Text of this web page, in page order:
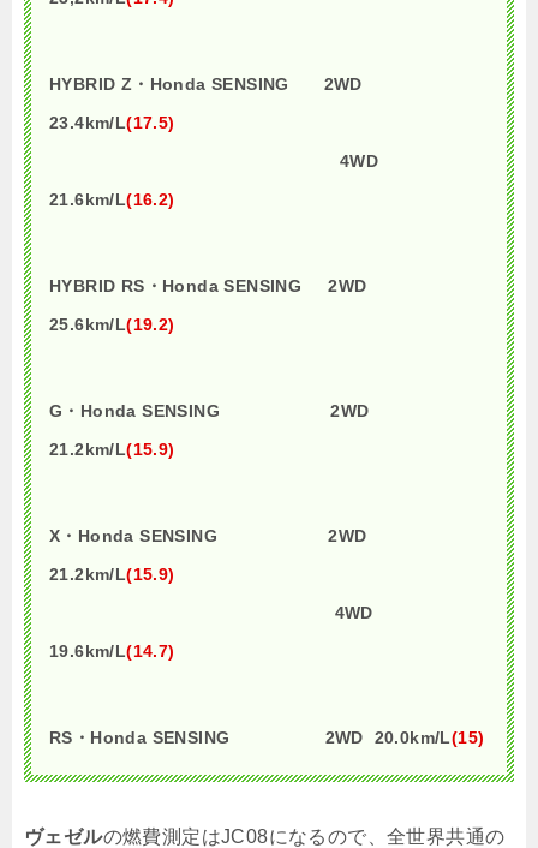
HYBRID Z・Honda SENSING 2WD
23.4km/L(17.5)
4WD
21.6km/L(16.2)
HYBRID RS・Honda SENSING 2WD
25.6km/L(19.2)
G・Honda SENSING 2WD
21.2km/L(15.9)
X・Honda SENSING 2WD
21.2km/L(15.9)
4WD
19.6km/L(14.7)
RS・Honda SENSING 2WD 20.0km/L(15)
ヴェゼルの燃費測定はJC08になるので、全世界共通の